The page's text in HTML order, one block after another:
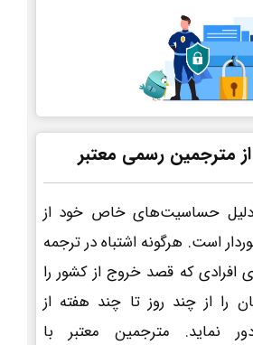
مترجمین رسمی معتبر
حساسیت‌های خاص خود از
است. هرگونه اشتباه در ترجمه
افرادی که قصد خروج از کشور را
را از چند روز تا چند هفته از
نماید. مترجمین معتبر با